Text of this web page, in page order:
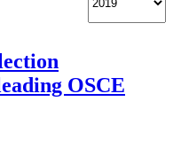
OSCE